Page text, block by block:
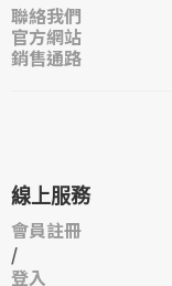
聯絡我們
官方網站
銷售通路
線上服務
會員註冊
/
登入